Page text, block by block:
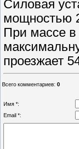
Силовая
мощностью
При массе в
проезжает
Всего комментариев: 0
Имя *:
Email *: